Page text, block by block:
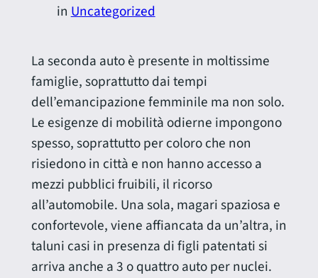
inUncategorized
La seconda auto è presente in moltissime
famiglie, soprattutto dai tempi
dell’emancipazione femminile ma non solo.
Le esigenze di mobilità odierne impongono
spesso, soprattutto per coloro che non
risiedono in città e non hanno accesso a
mezzi pubblici fruibili, il ricorso
all’automobile. Una sola, magari spaziosa e
confortevole, viene affiancata da un’altra, in
taluni casi in presenza di figli patentati si
arriva anche a 3 o quattro auto per nuclei.